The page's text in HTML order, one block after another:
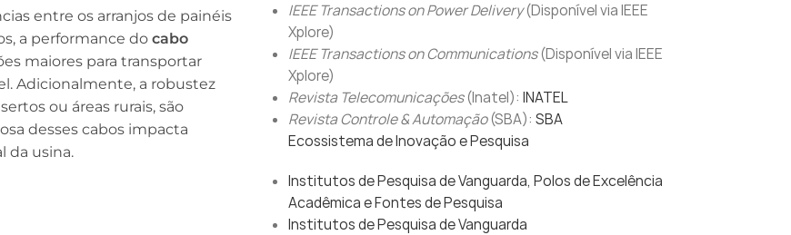
entre os arranjos de painéis
a performance do cabo
maiores para transportar
Adicionalmente, a robustez
ou áreas rurais, são
desses cabos impacta
da usina.
IEEE Transactions on Power Delivery(Disponível via IEEE
Xplore)
IEEE Transactions on Communications(Disponível via IEEE
Xplore)
Revista Telecomunicações(Inatel): INATEL
Revista Controle & Automação(SBA): SBA
Ecossistema de Inovação e Pesquisa
Institutos de Pesquisa de Vanguarda, Polos de Excelência
Acadêmica e Fontes de Pesquisa
Institutos de Pesquisa de Vanguarda